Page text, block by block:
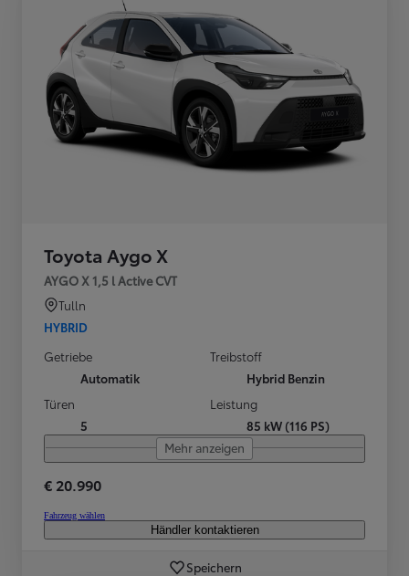
Toyota Aygo X
AYGO X 1,5 l Active CVT
Tulln
HYBRID
Getriebe
Automatik
Treibstoff
Hybrid Benzin
Türen
5
Leistung
85 kW (116 PS)
Mehr anzeigen
€ 20.990
Fahrzeug wählen
Händler kontaktieren
Speichern